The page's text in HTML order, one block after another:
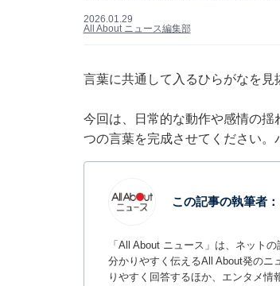
2026.01.29
All About ニュース編集部
言葉に共通して入るひらがなを見
今回は、日常的な動作や感情の
つの言葉を完成させてください。
この記事の執筆者：
「All About ニュース」は、ネット
分かりやすく伝えるAll About発のニ
りやすく回答するほか、エンタメ情